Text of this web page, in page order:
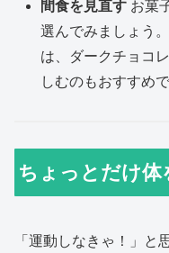
間食を見直す お菓
選んでみましょう
は、ダークチョコ
しむのもおすすめで
ちょっとだけ体
「運動しなきゃ！」と